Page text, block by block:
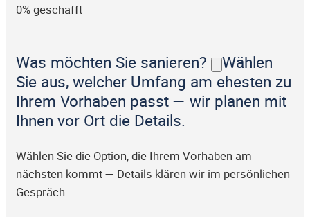
0% geschafft
Was möchten Sie sanieren?
Wählen
Sie aus, welcher Umfang am ehesten zu
Ihrem Vorhaben passt — wir planen mit
Ihnen vor Ort die Details.
Wählen Sie die Option, die Ihrem Vorhaben am
nächsten kommt — Details klären wir im persönlichen
Gespräch.